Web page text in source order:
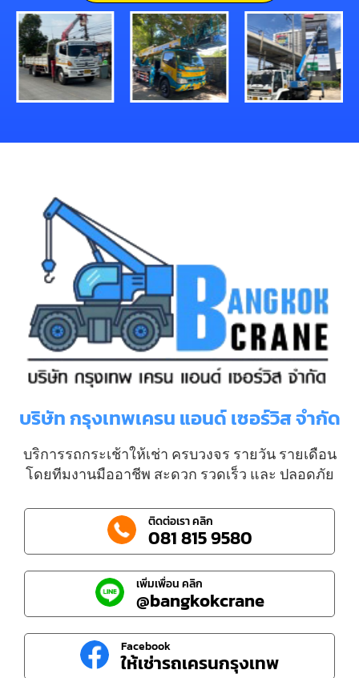
บริษัท กรุงเทพเครน แอนด์ เซอร์วิส จำกัด
บริการรถกระเช้าให้เช่า ครบวงจร รายวัน รายเดือน
โดยทีมงานมืออาชีพ สะดวก รวดเร็ว และ ปลอดภัย
ติดต่อเรา คลิก
081 815 9580
เพิ่มเพื่อน คลิก
@bangkokcrane
Facebook
ให้เช่ารถเครนกรุงเทพ